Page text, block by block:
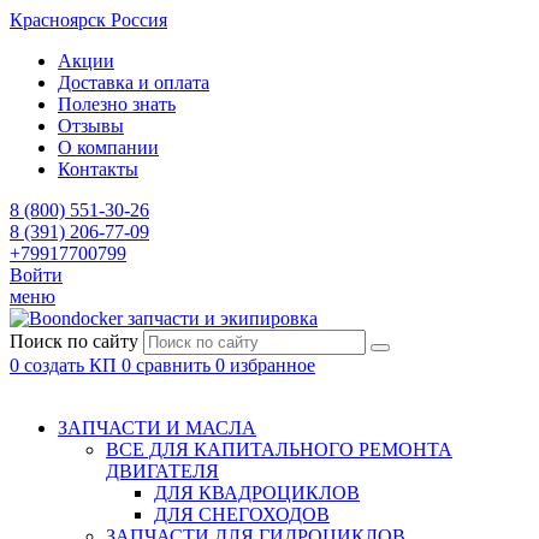
Красноярск Россия
Акции
Доставка и оплата
Полезно знать
Отзывы
О компании
Контакты
8 (800) 551-30-26
8 (391) 206-77-09
+79917700799
Войти
меню
запчасти и экипировка
Поиск по сайту
0 создать КП 0 сравнить 0 избранное
ЗАПЧАСТИ И МАСЛА
ВСЕ ДЛЯ КАПИТАЛЬНОГО РЕМОНТА
ДВИГАТЕЛЯ
ДЛЯ КВАДРОЦИКЛОВ
ДЛЯ СНЕГОХОДОВ